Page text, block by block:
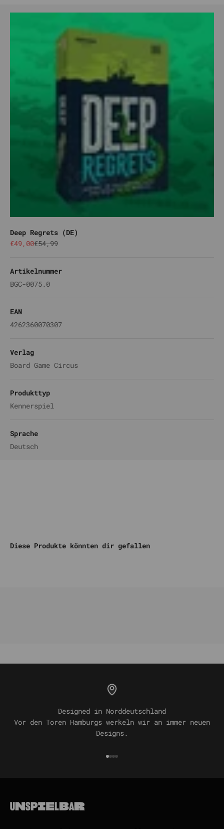
Deep Regrets (DE)
Angebot
€49,00Regulärer Preis
€54,99
Artikelnummer
BGC-0075.0
EAN
4262360070307
Verlag
Board Game Circus
Produkttyp
Kennerspiel
Sprache
Deutsch
Diese Produkte könnten dir gefallen
Designed in Norddeutschland
Vor den Toren Hamburgs werkeln wir an immer neuen
Designs.
Gehe zu Element 1
Gehe zu Element 2
Gehe zu Element 3
Gehe zu Element 4